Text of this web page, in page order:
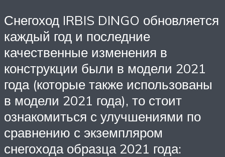
Снегоход IRBIS DINGO обновляется
каждый год и последние
качественные изменения в
конструкции были в модели 2021
года (которые также использованы
в модели 2021 года), то стоит
ознакомиться с улучшениями по
сравнению с экземпляром
снегохода образца 2021 года: